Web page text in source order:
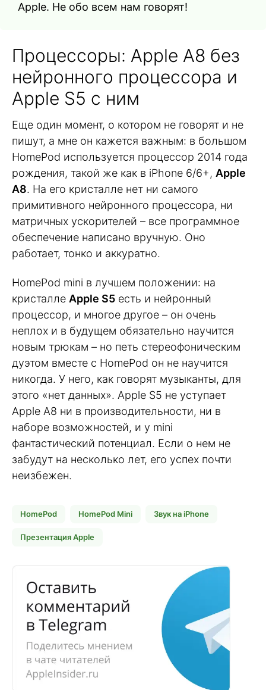
Apple. Не обо всем нам говорят!
Процессоры: Apple A8 без
нейронного процессора и
Apple S5 с ним
Еще один момент, о котором не говорят и не
пишут, а мне он кажется важным: в большом
HomePod используется процессор 2014 года
рождения, такой же как в iPhone 6/6+, Apple
A8. На его кристалле нет ни самого
примитивного нейронного процессора, ни
матричных ускорителей – все программное
обеспечение написано вручную. Оно
работает, тонко и аккуратно.
HomePod mini в лучшем положении: на
кристалле Apple S5 есть и нейронный
процессор, и многое другое – он очень
неплох и в будущем обязательно научится
новым трюкам – но петь стереофоническим
дуэтом вместе с HomePod он не научится
никогда. У него, как говорят музыканты, для
этого «нет данных». Apple S5 не уступает
Apple A8 ни в производительности, ни в
наборе возможностей, и у mini
фантастический потенциал. Если о нем не
забудут на несколько лет, его успех почти
неизбежен.
HomePod HomePod Mini Звук на iPhone
Презентация Apple